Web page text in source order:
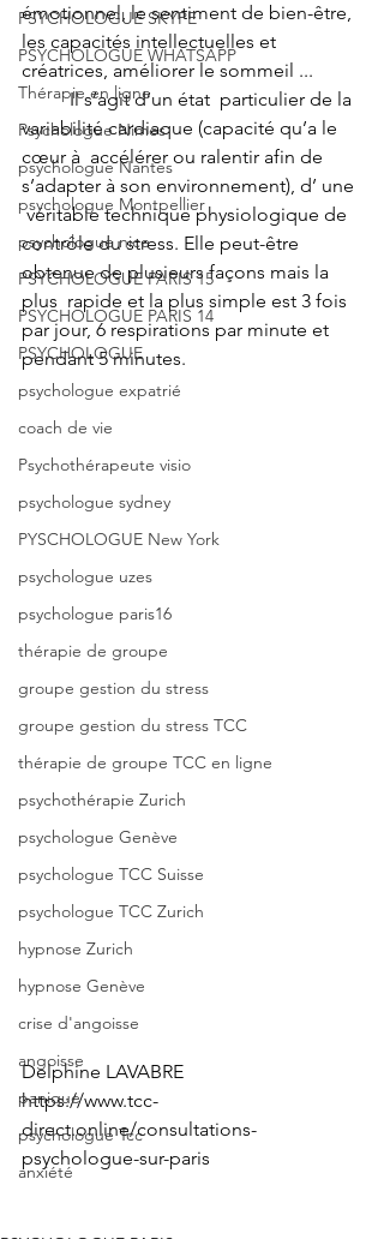
PSYCHOLOGUE SKYPE
PSYCHOLOGUE WHATSAPP
Thérapie en ligne
Psychologue Nimes
psychologue Nantes
psychologue Montpellier
psychologue nice
PSYCHOLOGUE PARIS 15
PSYCHOLOGUE PARIS 14
PSYCHOLOGUE
psychologue expatrié
coach de vie
Psychothérapeute visio
psychologue sydney
PYSCHOLOGUE New York
psychologue uzes
psychologue paris16
thérapie de groupe
groupe gestion du stress
groupe gestion du stress TCC
thérapie de groupe TCC en ligne
psychothérapie Zurich
psychologue Genève
psychologue TCC Suisse
psychologue TCC Zurich
hypnose Zurich
hypnose Genève
crise d'angoisse
angoisse
panique
psychologue Tcc
anxiété
émotionnel, le sentiment de bien-être,
les capacités intellectuelles et
créatrices, améliorer le sommeil ...
	Il s’agit d’un état  particulier de la
variabilité cardiaque (capacité qu’a le
cœur à  accélérer ou ralentir afin de
s’adapter à son environnement), d’ une
véritable technique physiologique de
contrôle du stress. Elle peut-être
obtenue de plusieurs façons mais la
plus  rapide et la plus simple est 3 fois
par jour, 6 respirations par minute et
pendant 5 minutes.
Delphine LAVABRE
https://www.tcc-
direct.online/consultations-
psychologue-sur-paris